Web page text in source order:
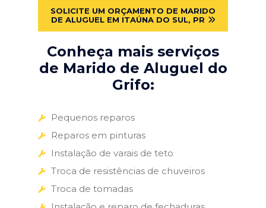
SOLICITE UM ORÇAMENTO DE MARIDO
DE ALUGUEL EM ITAÚNA DO SUL, PR
Conheça mais serviços
de Marido de Aluguel do
Grifo:
Pequenos reparos
Reparos em pinturas
Instalação de varais de teto
Troca de resistências de chuveiros
Troca de tomadas